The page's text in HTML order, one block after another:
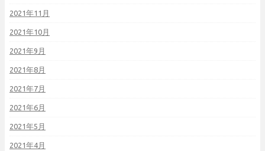
2021年11月
2021年10月
2021年9月
2021年8月
2021年7月
2021年6月
2021年5月
2021年4月